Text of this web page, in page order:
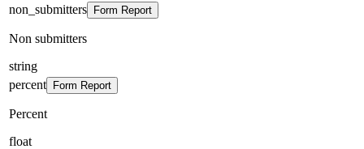
non_submitters
Form Report
Non submitters
string
percent
Form Report
Percent
float